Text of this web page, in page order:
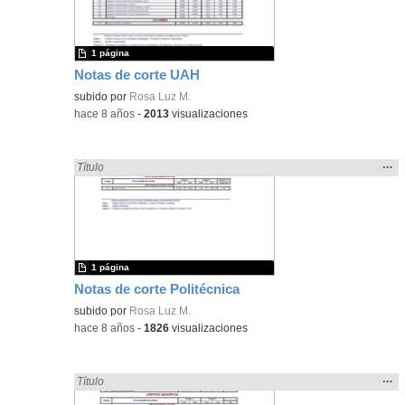
Notas de corte UAH
subido por Rosa Luz M.
1 página
-hace 8 años -2013 visualizaciones
Notas de corte Politécnica
Encontrado «cortar» en:
Título
la
…
subido por Rosa Luz M.
1 página
-hace 8 años -1826 visualizaciones
Encontrado «cortar» en:
Título
la
…